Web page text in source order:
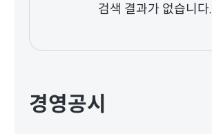
검색 결과가 없습니다.
경영공시